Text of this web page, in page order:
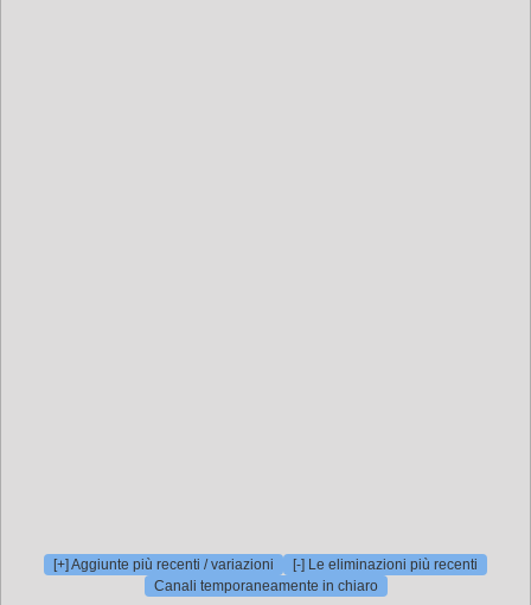
[+] Aggiunte più recenti / variazioni
[-] Le eliminazioni più recenti
Canali temporaneamente in chiaro